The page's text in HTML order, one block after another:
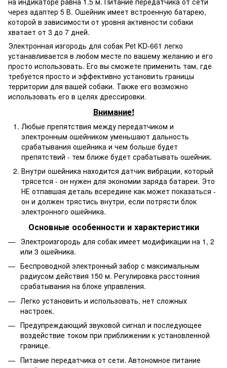
через адаптер 5 В. Ошейник имеет встроенную батарею,
которой в зависимости от уровня активности собаки
хватает от 3 до 7 дней.
Электронная изгородь для собак Pet KD-661 легко
устанавливается в любом месте по вашему желанию и его
просто использовать. Его вы сможете применить там, где
требуется просто и эффективно установить границы
территории для вашей собаки. Также его возможно
использовать его в целях дрессировки.
Внимание!
Любые препятствия между передатчиком и
электронным ошейником уменьшают дальность
срабатывания ошейника и чем больше будет
препятствий - тем ближе будет срабатывать ошейник.
Внутри ошейника находится датчик вибрации, который
трясется - он нужен для экономии заряда батареи. Это
НЕ отпавшая деталь всередине как может показаться -
он и должен трястись внутри, если потрясти блок
электронного ошейника.
Основные особенности и характеристики
Электроизгородь для собак имеет модификации на 1, 2
или 3 ошейника.
Беспроводной электронный забор с максимальным
радиусом действия 150 м. Регулировка расстояния
срабатывания на блоке управления.
Легко установить и использовать, нет сложных
настроек.
Предупреждающий звуковой сигнал и последующее
воздействие током при приближении к установленной
границе.
Питание передатчика от сети. Автономное питание